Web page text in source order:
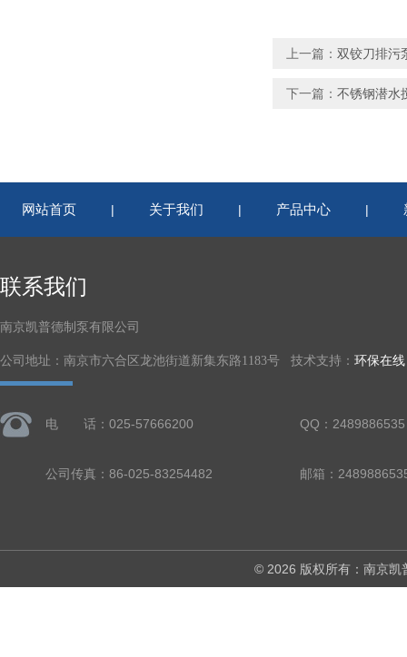
上一篇： 双铰刀排污
下一篇： 不锈钢潜水
网站首页 | 关于我们 | 产品中心 |
联系我们
南京凯普德制泵有限公司
公司地址：南京市六合区龙池街道新集东路1183号 技术支持： 环保在线
电 话：025-57666200 QQ：2489886535
公司传真：86-025-83254482 邮箱：
© 2026 版权所有：南京